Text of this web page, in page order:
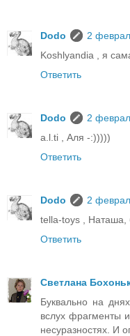
Dodo
2
Koshlyandia , я
Ответить
Dodo
2
a.l.ti , Аля -:)))))
Ответить
Dodo
2
tella-toys , Наташа,
Ответить
Светлана
Буквально на
вслух фрагменты
несуразностях. И